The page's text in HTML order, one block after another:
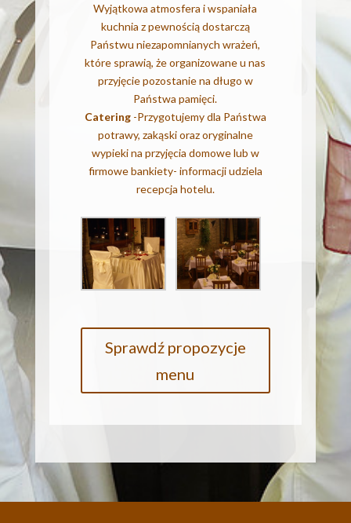
Wyjątkowa atmosfera i wspaniała
kuchnia z pewnością dostarczą
Państwu niezapomnianych wrażeń,
które sprawią, że organizowane u nas
przyjęcie pozostanie na długo w
Państwa pamięci.
Catering-Przygotujemy dla Państwa
potrawy, zakąski oraz oryginalne
wypieki na przyjęcia domowe lub w
firmowe bankiety- informacji udziela
recepcja hotelu.
Sprawdź propozycje
menu